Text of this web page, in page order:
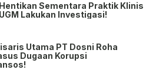
Sementara Praktik Klinis
Lakukan Investigasi!
Utama PT Dosni Roha
Dugaan Korupsi